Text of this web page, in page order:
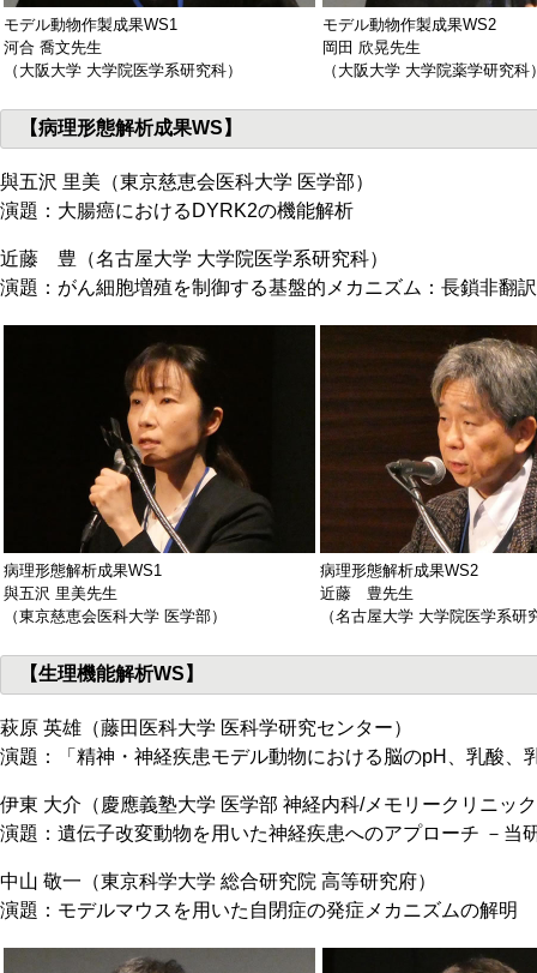
モデル動物作製成果WS1
河合 喬文先生
（大阪大学 大学院医学系研究科）
モデル動物作製成果WS2
岡田 欣晃先生
（大阪大学 大学院薬学研究科
【病理形態解析成果WS】
與五沢 里美（東京慈恵会医科大学 医学部）
演題：大腸癌におけるDYRK2の機能解析
近藤 豊（名古屋大学 大学院医学系研究科）
演題：がん細胞増殖を制御する基盤的メカニズム：長鎖非翻
病理形態解析成果WS1
與五沢 里美先生
（東京慈恵会医科大学 医学部）
病理形態解析成果WS2
近藤 豊先生
（名古屋大学 大学院医学系研
【生理機能解析WS】
萩原 英雄（藤田医科大学 医科学研究センター）
演題：「精神・神経疾患モデル動物における脳のpH、乳酸、
伊東 大介（慶應義塾大学 医学部 神経内科/メモリークリニッ
演題：遺伝子改変動物を用いた神経疾患へのアプローチ －当
中山 敬一（東京科学大学 総合研究院 高等研究府）
演題：モデルマウスを用いた自閉症の発症メカニズムの解明